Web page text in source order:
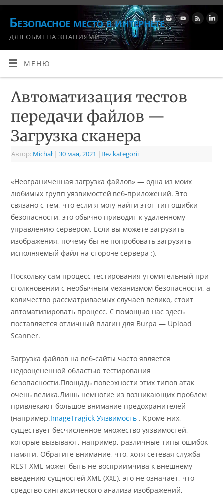
Безопасное место в интернете
ДЛЯ ОБМЕНА ЗНАНИЯМИ
МЕНЮ
Автоматизация тестов
передачи файлов —
Загрузка сканера
Автор: Michał | 30 мая, 2021 | Bez kategorii
«Неограниченная загрузка файлов» — одна из моих
любимых групп уязвимостей веб-приложений. Это
связано с тем, что если я могу найти этот тип ошибки
безопасности, это обычно приводит к удаленному
управлению сервером. Если вы можете загрузить
изображения, почему бы не попробовать загрузить
исполняемый файл на стороне сервера :).
Поскольку сам процесс тестирования утомительный при
столкновении с необычным механизмом безопасности, а
количество рассматриваемых случаев велико, стоит
автоматизировать процесс. С помощью нас здесь
поставляется отличный плагин для Burpa — Upload
Scanner.
Загрузка файлов на веб-сайты часто является
недооцененной областью тестирования
безопасности.Площадь поверхности этих типов атак
очень велика.Лишь немногие из возникающих проблем
привлекают большое внимание предохранителей
(например.ImageTragick Уязвимость. Кроме них,
существует бесчисленное множество уязвимостей,
которые вызывают, например, различные типы ошибок
памяти. Обратите внимание, что, хотя сетевая служба
REST XML может быть не восприимчива к внешнему
введению сущностей XML (XXE), это не означает, что
средство синтаксического анализа изображений,